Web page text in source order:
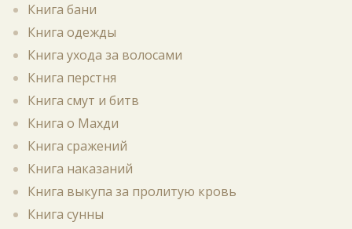
Книга бани
Книга одежды
Книга ухода за волосами
Книга перстня
Книга смут и битв
Книга о Махди
Книга сражений
Книга наказаний
Книга выкупа за пролитую кровь
Книга сунны